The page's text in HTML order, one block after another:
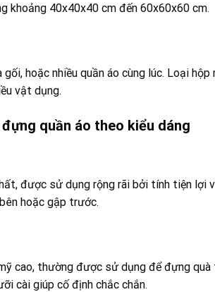
khoảng 40x40x40 cm đến 60x60x60 cm.
gối, hoặc nhiều quần áo cùng lúc. Loại
vật dụng.
quần áo theo kiểu dáng
được sử dụng rộng rãi bởi tính tiện lợi
hoặc gập trước.
cao, thường được sử dụng để đựng
cài giúp cố định chắc chắn.